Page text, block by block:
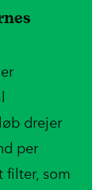
drejer
per
filter, som